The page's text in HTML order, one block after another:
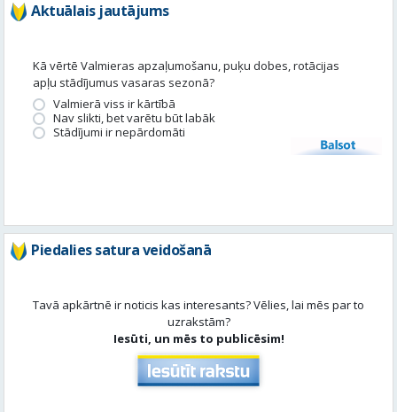
Aktuālais jautājums
Kā vērtē Valmieras apzaļumošanu, puķu dobes, rotācijas
apļu stādījumus vasaras sezonā?
Valmierā viss ir kārtībā
Nav slikti, bet varētu būt labāk
Stādījumi ir nepārdomāti
Balsot
Piedalies satura veidošanā
Tavā apkārtnē ir noticis kas interesants? Vēlies, lai mēs par to
uzrakstām?
Iesūti, un mēs to publicēsim!